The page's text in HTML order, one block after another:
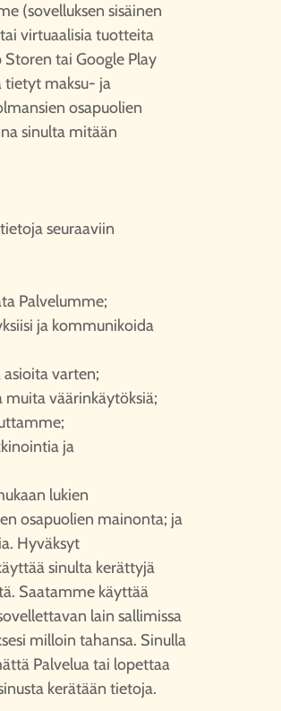
(sovelluksen sisäinen
virtuaalisia tuotteita
tai Google Play
tietyt maksu- ja
osapuolien
sinulta mitään
seuraaviin
Palvelumme;
ja kommunikoida
varten;
väärinkäytöksiä;
ja
lukien
osapuolien mainonta; ja
Hyväksyt
sinulta kerättyjä
Saatamme käyttää
lain sallimissa
milloin tahansa. Sinulla
Palvelua tai lopettaa
kerätään tietoja.